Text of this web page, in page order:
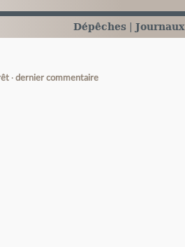
Dépêches Journaux
dernier commentaire